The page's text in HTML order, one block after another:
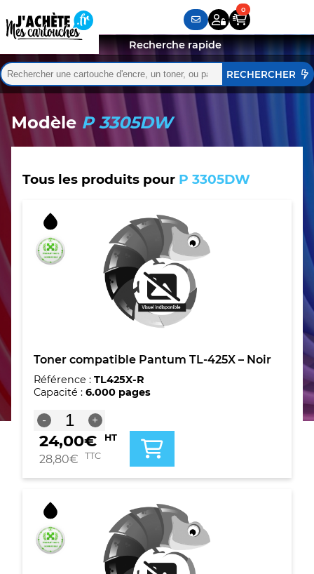
Rechercher :
Quand les résultats de l'auto-complétion sont
Recherche rapide
Modèle P 3305DW
Tous les produits pour P 3305DW
Toner compatible Pantum TL-425X – Noir
Référence : TL425X-R
Capacité : 6.000 pages
-
quantité
de
Toner
compatible
TL-
-
Noir
+
24,00€ HT
28,80€ TTC